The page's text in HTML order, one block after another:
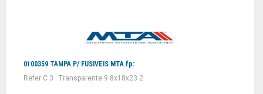
0100359 TAMPA P/ FUSIVEIS MTA fp:
Refer C 3 : Transparente 9 8x18x23 2